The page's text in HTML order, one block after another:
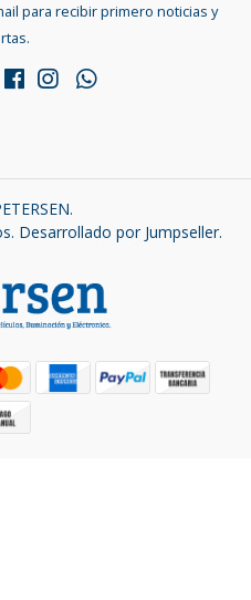
para recibir primero noticias y
Desarrollado por Jumpseller.